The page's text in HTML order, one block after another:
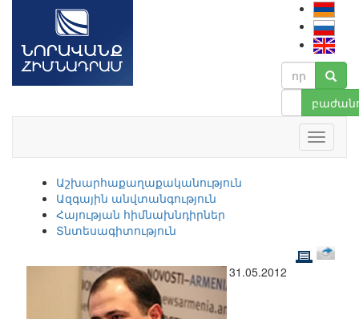
Աշխարհաքաղաքականություն
Ազգային անվտանգություն
Հայության հիմնախնդիրներ
Տնտեսագիտություն
31.05.2012